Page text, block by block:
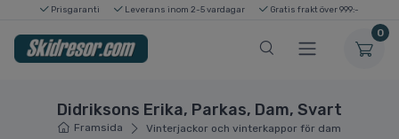
Prisgaranti Leverans inom 2-5 vardagar Gratis frakt över 999:-
0
Didriksons Erika, Parkas, Dam, Svart
Framsida Vinterjackor och vinterkappor för dam